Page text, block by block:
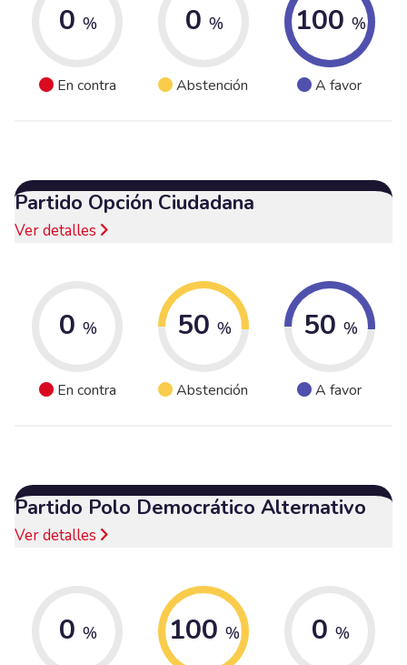
0 %
En contra
0 %
Abstención
100 %
A favor
Partido Opción Ciudadana
Ver detalles
0 %
En contra
50 %
Abstención
50 %
A favor
Partido Polo Democrático Alternativo
Ver detalles
0 % 100 % 0 %